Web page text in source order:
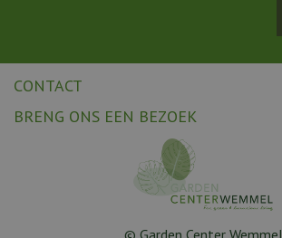
CONTACT
BRENG ONS EEN BEZOEK
© Garden Center Wemmel